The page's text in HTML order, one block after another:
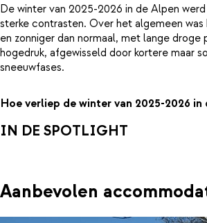
De winter van 2025-2026 in de Alpen
sterke contrasten. Over het algemeen
en zonniger dan normaal, met lange droge
hogedruk, afgewisseld door kortere maar
sneeuwfases.
Hoe verliep de winter van 2025-2026 in
IN DE SPOTLIGHT
Aanbevolen